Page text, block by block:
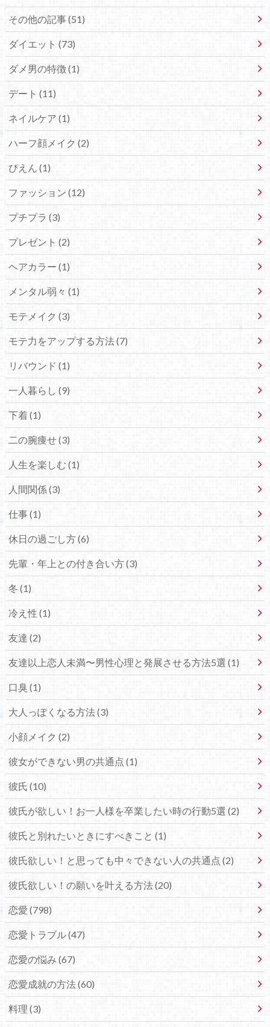
その他の記事 (51)
ダイエット (73)
ダメ男の特徴 (1)
デート (11)
ネイルケア (1)
ハーフ顔メイク (2)
ぴえん (1)
ファッション (12)
プチプラ (3)
プレゼント (2)
ヘアカラー (1)
メンタル弱々 (1)
モテメイク (3)
モテ力をアップする方法 (7)
リバウンド (1)
一人暮らし (9)
下着 (1)
二の腕痩せ (3)
人生を楽しむ (1)
人間関係 (3)
仕事 (1)
休日の過ごし方 (6)
先輩・年上との付き合い方 (3)
冬 (1)
冷え性 (1)
友達 (2)
友達以上恋人未満〜男性心理と発展させる方法5選 (1)
口臭 (1)
大人っぽくなる方法 (3)
小顔メイク (2)
彼女ができない男の共通点 (1)
彼氏 (10)
彼氏が欲しい！お一人様を卒業したい時の行動5選 (2)
彼氏と別れたいときにすべきこと (1)
彼氏欲しい！と思っても中々できない人の共通点 (2)
彼氏欲しい！の願いを叶える方法 (20)
恋愛 (798)
恋愛トラブル (47)
恋愛の悩み (67)
恋愛成就の方法 (60)
料理 (3)